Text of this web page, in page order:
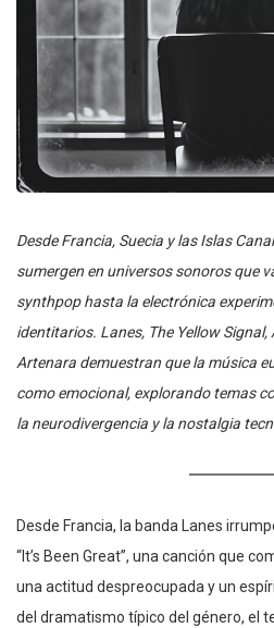
Desde Francia, Suecia y las Islas
sumergen en universos sonoros que
synthpop hasta la electrónica
identitarios. Lanes, The Yellow Signal,
Artenara demuestran que la música
como emocional, explorando temas
la neurodivergencia y la nostalgia
Desde Francia, la banda Lanes
“It’s Been Great”, una canción que
una actitud despreocupada y un
del dramatismo típico del género, el